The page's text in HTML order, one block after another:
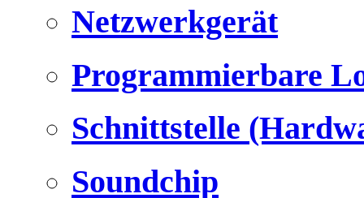
Netzwerkgerät
Programmierbare
Schnittstelle
Soundchip